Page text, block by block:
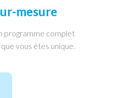
mesure
programme complet
vous êtes unique.